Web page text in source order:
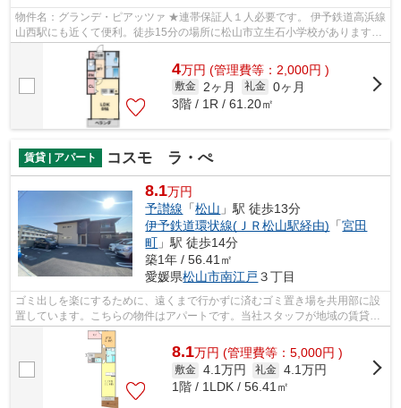
物件名：グランデ・ピアッツァ ★連帯保証人１人必要です。 伊予鉄道高浜線
山西駅にも近くて便利。徒歩15分の場所に松山市立生石小学校があります。
室内設備は洗面所独立・浴室乾燥機な...
4万円 (管理費等：2,000円 )
敷金 2ヶ月 礼金 0ヶ月
3階 / 1R / 61.20㎡
賃貸 | アパート コスモ ラ・ぺ
8.1万円
予讃線 「松山 」駅 徒歩13分
伊予鉄道環状線(ＪＲ松山駅経由) 「宮田
町 」駅 徒歩14分
築1年 / 56.41㎡
愛媛県松山市南江戸 ３丁目
ゴミ出しを楽にするために、遠くまで行かずに済むゴミ置き場を共用部に設
置しています。こちらの物件はアパートです。当社スタッフが地域の賃貸情
報をご提供いたします。お客様のこだ...
8.1万円 (管理費等：5,000円 )
敷金 4.1万円 礼金 4.1万円
1階 / 1LDK / 56.41㎡